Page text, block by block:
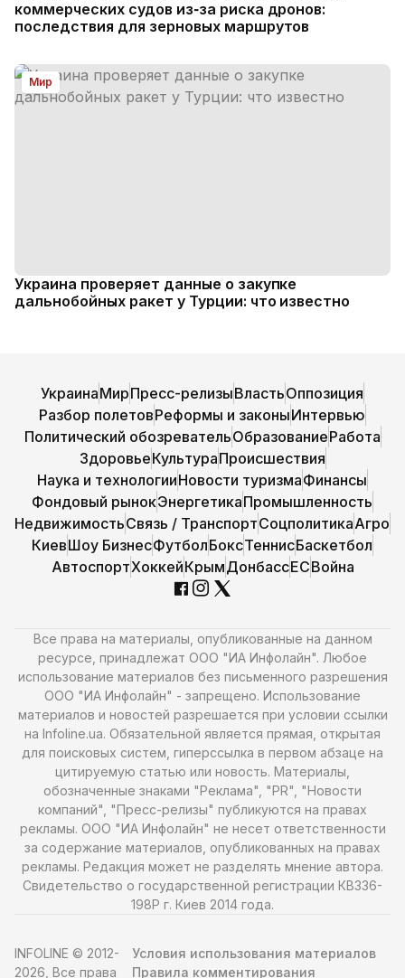
коммерческих судов из‑за риска дронов:
последствия для зерновых маршрутов
Мир
Украина проверяет данные о закупке
дальнобойных ракет у Турции: что известно
УкраинаМирПресс-релизыВластьОппозиция
Разбор полетовРеформы и законыИнтервью
Политический обозревательОбразованиеРабота
ЗдоровьеКультураПроисшествия
Наука и технологииНовости туризмаФинансы
Фондовый рынокЭнергетикаПромышленность
НедвижимостьСвязь / ТранспортСоцполитикаАгро
КиевШоу БизнесФутболБоксТеннисБаскетбол
АвтоспортХоккейКрымДонбассЕСВойна
Все права на материалы, опубликованные на данном
ресурсе, принадлежат ООО "ИА Инфолайн". Любое
использование материалов без письменного разрешения
ООО "ИА Инфолайн" - запрещено. Использование
материалов и новостей разрешается при условии ссылки
на Infoline.ua. Обязательной является прямая, открытая
для поисковых систем, гиперссылка в первом абзаце на
цитируемую статью или новость. Материалы,
обозначенные знаками "Реклама", "PR", "Новости
компаний", "Пресс-релизы" публикуются на правах
рекламы. ООО "ИА Инфолайн" не несет ответственности
за содержание материалов, опубликованных на правах
рекламы. Редакция может не разделять мнение автора.
Свидетельство о государственной регистрации КВ336-
198Р г. Киев 2014 года.
INFOLINE © 2012-
2026, Все права
Условия использования материалов
Правила комментирования